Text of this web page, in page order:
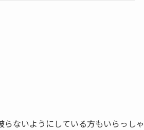
ないようにしている方もいらっしゃ